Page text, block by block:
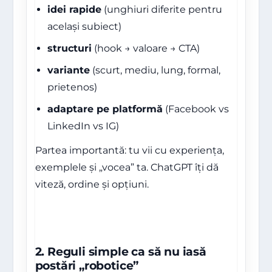
idei rapide(unghiuri diferite pentru
același subiect)
structuri (hook → valoare → CTA)
variante(scurt, mediu, lung, formal,
prietenos)
adaptare pe platformă (Facebook vs
LinkedIn vs IG)
Partea importantă: tu vii cu experiența,
exemplele și „vocea” ta. ChatGPT îți dă
viteză, ordine și opțiuni.
2. Reguli simple ca să nu iasă
postări „robotice”